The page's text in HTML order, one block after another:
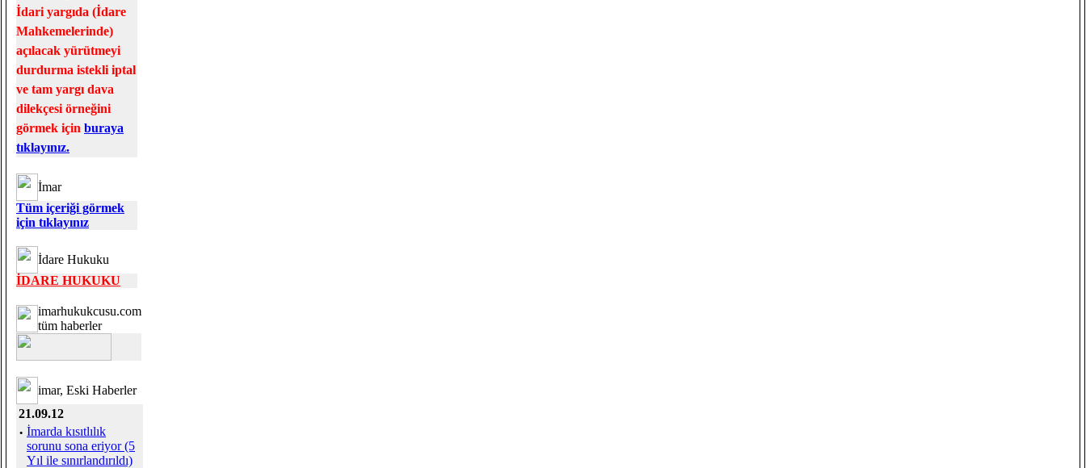
İdari yargıda (İdare
Mahkemelerinde)
açılacak yürütmeyi
durdurma istekli iptal
ve tam yargı dava
dilekçesi örneğini
görmek için buraya
tıklayınız.
İmar
Tüm içeriği görmek
için tıklayınız
İdare Hukuku
İDARE HUKUKU
imarhukukcusu.com
tüm haberler
imar, Eski Haberler
21.09.12
· İmarda kısıtlılık
sorunu sona eriyor (5
Yıl ile sınırlandırıldı)